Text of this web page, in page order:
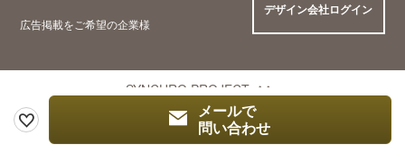
メールで
問い合わせ
広告掲載をご希望の企業様
デザイン会社ログイン
SYNCHRO PROJECT
© 2005 Synchro Food Co., Ltd.